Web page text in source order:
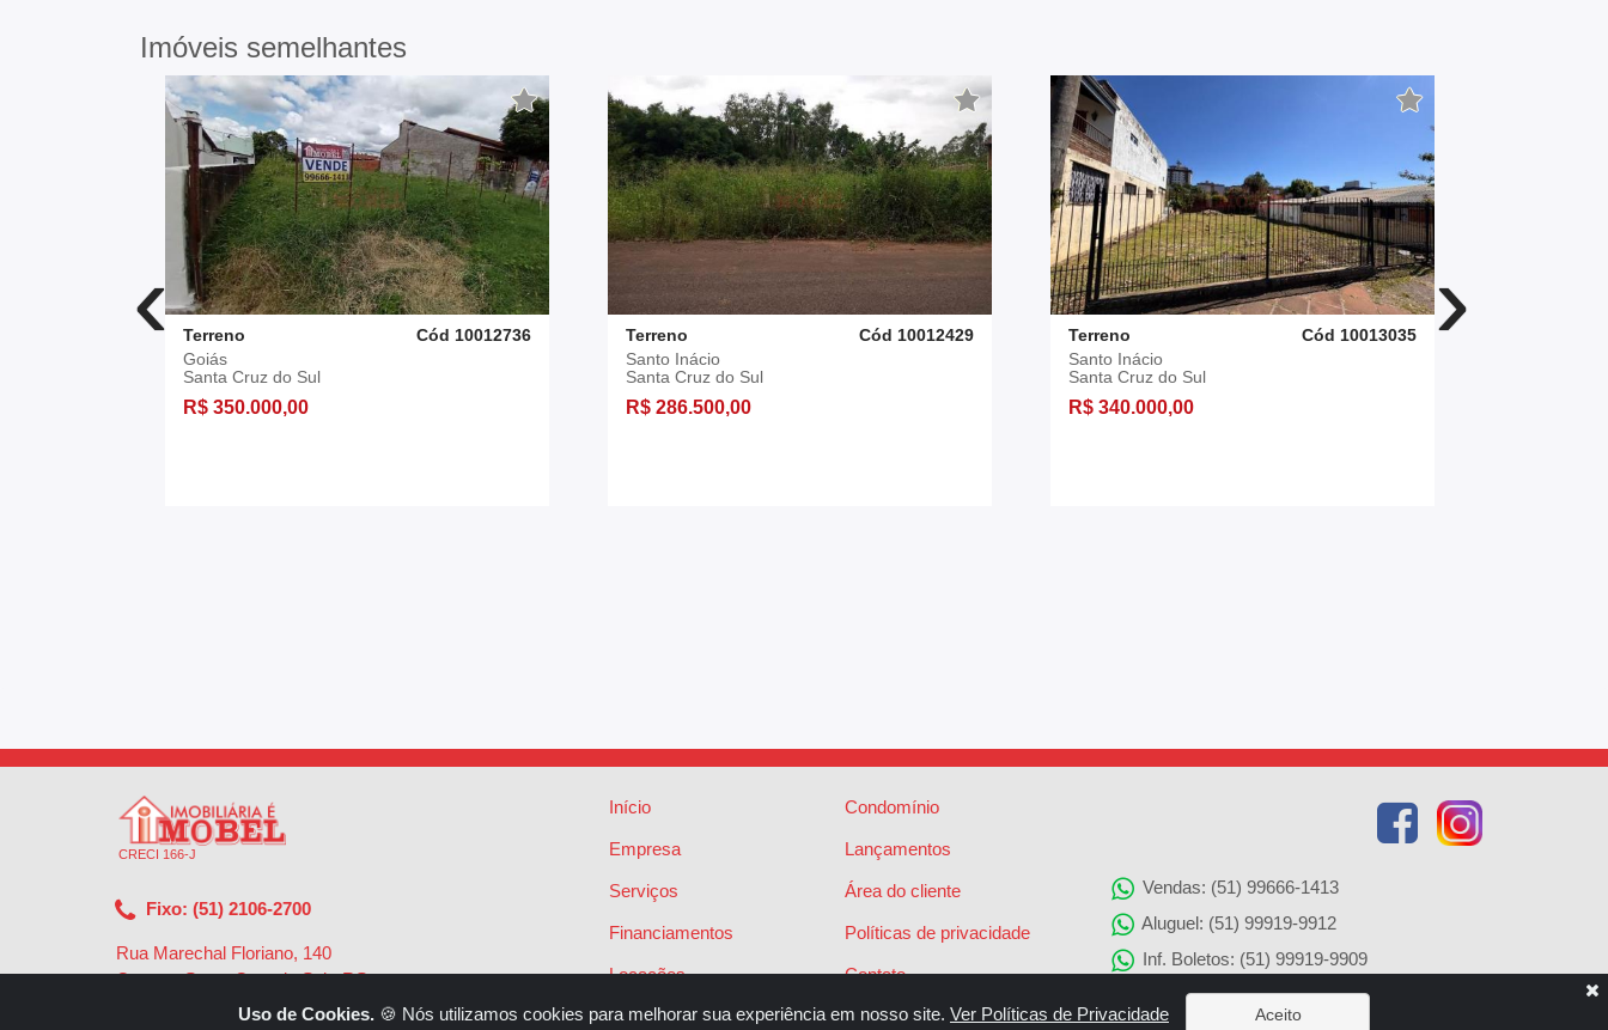
Imóveis semelhantes
‹ Terreno
Cód 10012736
Goiás
Santa Cruz do Sul
R$ 350.000,00
Terreno
Cód 10012429
Santo Inácio
Santa Cruz do Sul
R$ 286.500,00
Terreno
Cód 10013035
Santo Inácio
Santa Cruz do Sul
R$ 340.000,00
›
CRECI 166-J
Fixo: (51) 2106-2700
Rua Marechal Floriano, 140
Centro - Santa Cruz do Sul - RS -
Início
Empresa
Serviços
Financiamentos
Locações
Vendas
Condomínio
Lançamentos
Área do cliente
Políticas de privacidade
Contato
Vendas: (51) 99666-1413
Aluguel: (51) 99919-9912
Inf. Boletos: (51) 99919-9909
Agenciamento de Imóveis: (51) 99919-9905
Uso de Cookies. 🍪 Nós utilizamos cookies para melhorar sua experiência em nosso site. Ver Políticas de Privacidade Aceito